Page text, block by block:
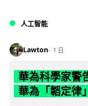
人工智能
Lawton 1 日
華為科學家警
華為「韜定律